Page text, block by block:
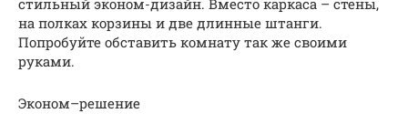
на полках корзины и две длинные штанги.
Попробуйте обставить комнату так же своими
руками.
Эконом–решение